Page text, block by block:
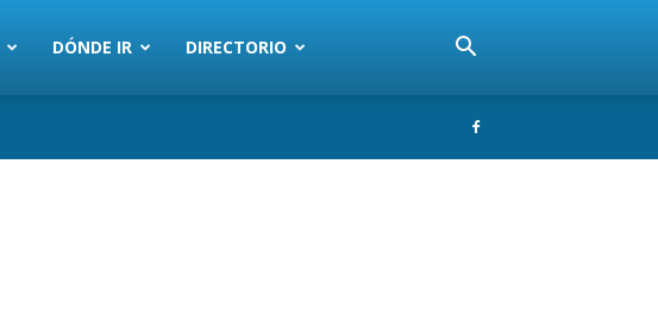
DÓNDE IR DIRECTORIO